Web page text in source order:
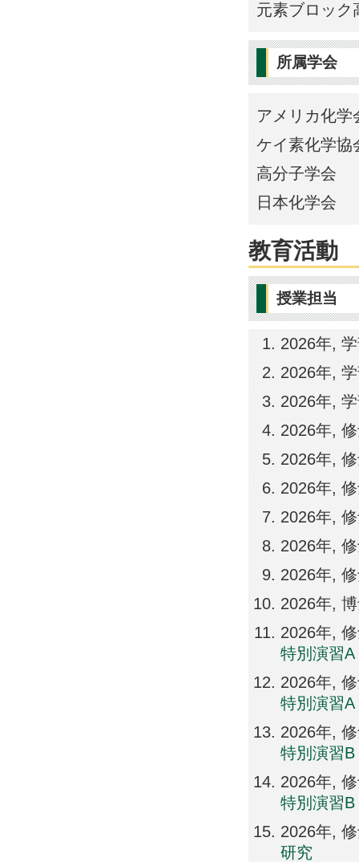
元素ブロック
所属学会
アメリカ化学
ケイ素化学協
高分子学会
日本化学会
教育活動
授業担当
2026年,
2026年,
2026年,
2026年,
2026年,
2026年,
2026年,
2026年,
2026年,
2026年,
2026年,
特別演習A
2026年,
特別演習A
2026年,
特別演習B
2026年,
特別演習B
2026年,
研究